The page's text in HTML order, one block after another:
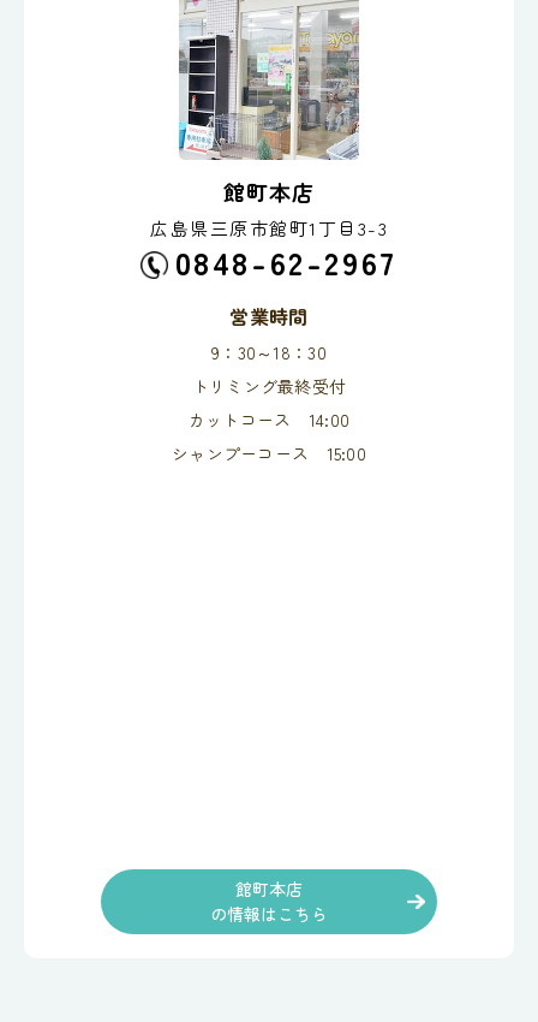
館町本店
広島県三原市館町1丁目3-3
0848-62-2967
営業時間
9：30～18：30
トリミング最終受付
カットコース 14:00
シャンプーコース 15:00
館町本店
の情報はこちら